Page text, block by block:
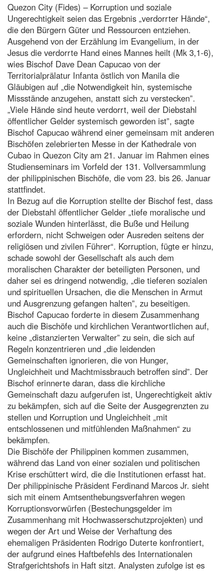
Quezon City (Fides) – Korruption und soziale
Ungerechtigkeit seien das Ergebnis „verdorrter Hände“,
die den Bürgern Güter und Ressourcen entziehen.
Ausgehend von der Erzählung im Evangelium, in der
Jesus die verdorrte Hand eines Mannes heilt (Mk 3,1-6),
wies Bischof Dave Dean Capucao von der
Territorialprälatur Infanta östlich von Manila die
Gläubigen auf „die Notwendigkeit hin, systemische
Missstände anzugehen, anstatt sich zu verstecken”.
„Viele Hände sind heute verdorrt, weil der Diebstahl
öffentlicher Gelder systemisch geworden ist”, sagte
Bischof Capucao während einer gemeinsam mit anderen
Bischöfen zelebrierten Messe in der Kathedrale von
Cubao in Quezon City am 21. Januar im Rahmen eines
Studienseminars im Vorfeld der 131. Vollversammlung
der philippinischen Bischöfe, die vom 23. bis 26. Januar
stattfindet.
In Bezug auf die Korruption stellte der Bischof fest, dass
der Diebstahl öffentlicher Gelder „tiefe moralische und
soziale Wunden hinterlässt, die Buße und Heilung
erfordern, nicht Schweigen oder Ausreden seitens der
religiösen und zivilen Führer“. Korruption, fügte er hinzu,
schade sowohl der Gesellschaft als auch dem
moralischen Charakter der beteiligten Personen, und
daher sei es dringend notwendig, „die tieferen sozialen
und spirituellen Ursachen, die die Menschen in Armut
und Ausgrenzung gefangen halten”, zu beseitigen.
Bischof Capucao forderte in diesem Zusammenhang
auch die Bischöfe und kirchlichen Verantwortlichen auf,
keine „distanzierten Verwalter” zu sein, die sich auf
Regeln konzentrieren und „die leidenden
Gemeinschaften ignorieren, die von Hunger,
Ungleichheit und Machtmissbrauch betroffen sind”. Der
Bischof erinnerte daran, dass die kirchliche
Gemeinschaft dazu aufgerufen ist, Ungerechtigkeit aktiv
zu bekämpfen, sich auf die Seite der Ausgegrenzten zu
stellen und Korruption und Ungleichheit „mit
entschlossenen und mitfühlenden Maßnahmen“ zu
bekämpfen.
Die Bischöfe der Philippinen kommen zusammen,
während das Land von einer sozialen und politischen
Krise erschüttert wird, die die Institutionen erfasst hat.
Der philippinische Präsident Ferdinand Marcos Jr. sieht
sich mit einem Amtsenthebungsverfahren wegen
Korruptionsvorwürfen (Bestechungsgelder im
Zusammenhang mit Hochwasserschutzprojekten) und
wegen der Art und Weise der Verhaftung des
ehemaligen Präsidenten Rodrigo Duterte konfrontiert,
der aufgrund eines Haftbefehls des Internationalen
Strafgerichtshofs in Haft sitzt. Analysten zufolge ist es